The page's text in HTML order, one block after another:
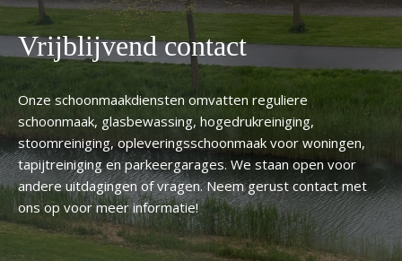
Vrijblijvend contact
Onze schoonmaakdiensten omvatten reguliere
schoonmaak, glasbewassing, hogedrukreiniging,
stoomreiniging, opleveringsschoonmaak voor woningen,
tapijtreiniging en parkeergarages. We staan open voor
andere uitdagingen of vragen. Neem gerust contact met
ons op voor meer informatie!